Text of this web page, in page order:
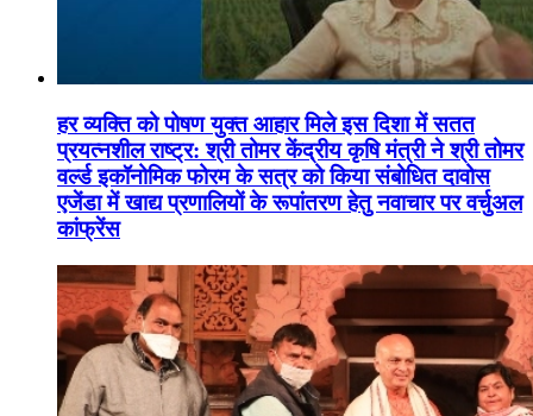
हर व्यक्ति को पोषण युक्त आहार मिले इस दिशा में सतत
प्रयत्नशील राष्ट्र: श्री तोमर केंद्रीय कृषि मंत्री ने श्री तोमर
वर्ल्ड इकॉनोमिक फोरम के सत्र को किया संबोधित दावोस
एजेंडा में खाद्य प्रणालियों के रूपांतरण हेतु नवाचार पर वर्चुअल
कांफ्रेंस